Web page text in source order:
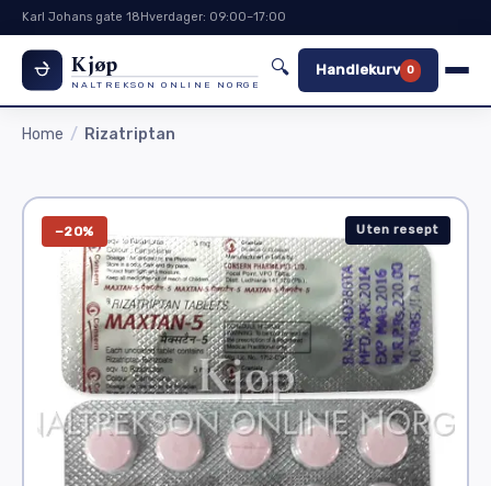
Karl Johans gate 18Hverdager: 09:00–17:00
Kjøp
NALTREKSON ONLINE NORGE
🔍 Handlekurv 0
Home Rizatriptan
−20% Uten resept